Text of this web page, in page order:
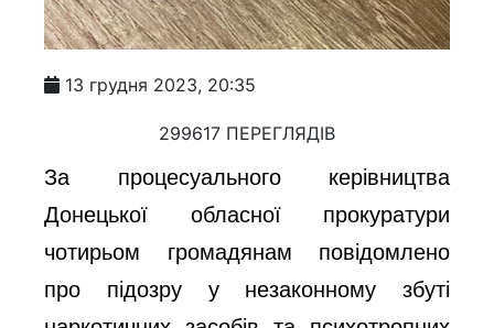
13 грудня 2023, 20:35
299617 ПЕРЕГЛЯДІВ
За процесуального керівництва
Донецької обласної прокуратури
чотирьом громадянам повідомлено
про підозру у незаконному збуті